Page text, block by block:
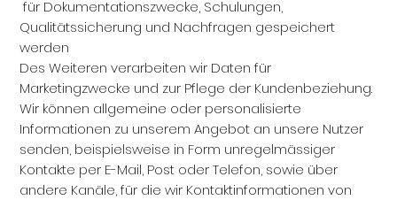
für Dokumentationszwecke, Schulungen,
Qualitätssicherung und Nachfragen gespeichert
werden
Des Weiteren verarbeiten wir Daten für
Marketingzwecke und zur Pflege der Kundenbeziehung.
Wir können allgemeine oder personalisierte
Informationen zu unserem Angebot an unsere Nutzer
senden, beispielsweise in Form unregelmässiger
Kontakte per E-Mail, Post oder Telefon, sowie über
andere Kanäle, für die wir Kontaktinformationen von